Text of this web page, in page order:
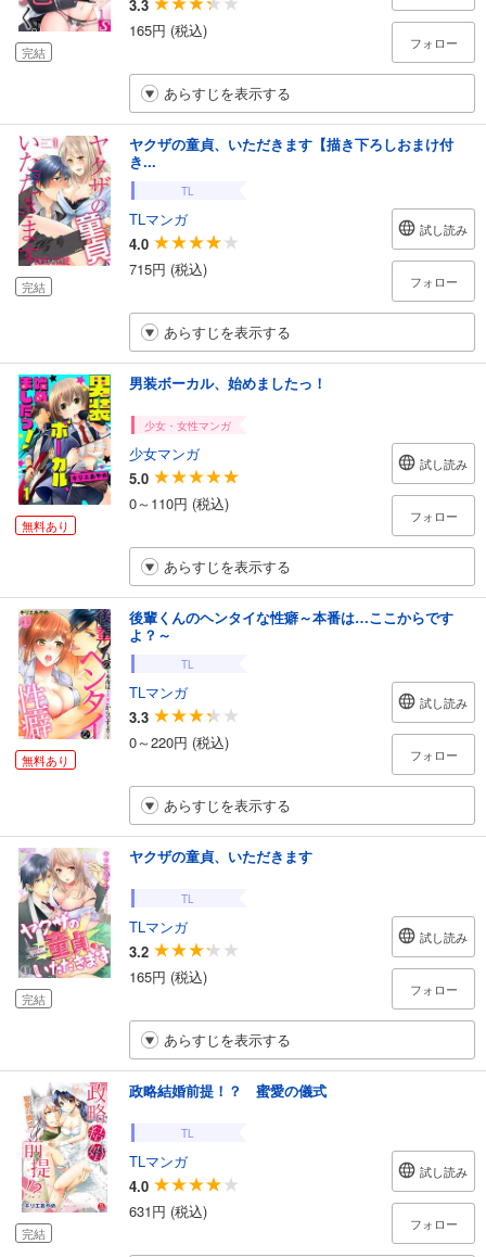
完結
3.3
165円 (税込)
フォロー
あらすじを表示する
完結
ヤクザの童貞、いただきます【描き下ろしおまけ付
き...
TL
TLマンガ
4.0
715円 (税込)
試し読み
フォロー
あらすじを表示する
無料あり
男装ボーカル、始めましたっ！
少女・女性マンガ
少女マンガ
5.0
0～110円 (税込)
試し読み
フォロー
あらすじを表示する
無料あり
後輩くんのヘンタイな性癖～本番は…ここからです
よ？～
TL
TLマンガ
3.3
0～220円 (税込)
試し読み
フォロー
あらすじを表示する
完結
ヤクザの童貞、いただきます
TL
TLマンガ
3.2
165円 (税込)
試し読み
フォロー
あらすじを表示する
完結
政略結婚前提！？ 蜜愛の儀式
TL
TLマンガ
4.0
631円 (税込)
試し読み
フォロー